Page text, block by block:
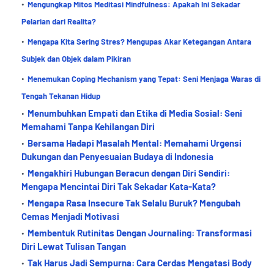
Mengungkap Mitos Meditasi Mindfulness: Apakah Ini Sekadar
Pelarian dari Realita?
Mengapa Kita Sering Stres? Mengupas Akar Ketegangan Antara
Subjek dan Objek dalam Pikiran
Menemukan Coping Mechanism yang Tepat: Seni Menjaga Waras di
Tengah Tekanan Hidup
Menumbuhkan Empati dan Etika di Media Sosial: Seni
Memahami Tanpa Kehilangan Diri
Bersama Hadapi Masalah Mental: Memahami Urgensi
Dukungan dan Penyesuaian Budaya di Indonesia
Mengakhiri Hubungan Beracun dengan Diri Sendiri:
Mengapa Mencintai Diri Tak Sekadar Kata-Kata?
Mengapa Rasa Insecure Tak Selalu Buruk? Mengubah
Cemas Menjadi Motivasi
Membentuk Rutinitas Dengan Journaling: Transformasi
Diri Lewat Tulisan Tangan
Tak Harus Jadi Sempurna: Cara Cerdas Mengatasi Body